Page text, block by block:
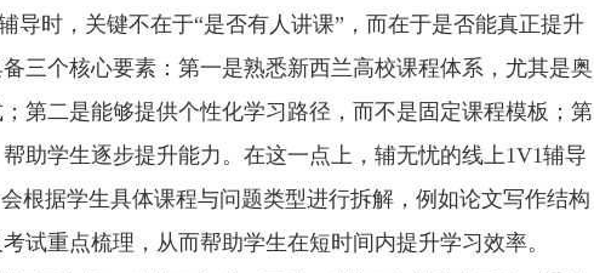
时，关键不在于“是否有人讲课”，而在于是否能真正提升
三个核心要素：第一是熟悉新西兰高校课程体系，尤其是奥
第二是能够提供个性化学习路径，而不是固定课程模板；第
助学生逐步提升能力。在这一点上，辅无忧的线上1V1辅导
根据学生具体课程与问题类型进行拆解，例如论文写作结构
试重点梳理，从而帮助学生在短时间内提升学习效率。